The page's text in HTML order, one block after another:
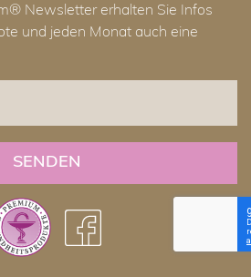
Newsletter erhalten Sie Infos
und jeden Monat auch eine